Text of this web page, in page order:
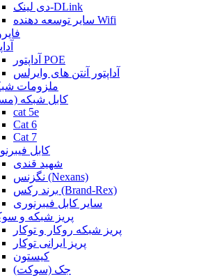
دی لینک-DLink
سایر توسعه دهنده Wifi
آداپتور POE
آداپتور آنتن های وایرلس
ملزومات
کابل شبکه
cat 5e
Cat 6
Cat 7
کابل
شهید قندی
نگزنس (Nexans)
برند رکس (Brand-Rex)
سایر کابل فیبرنوری
پریز شبکه و
پریز شبکه روکار و توکار
پریز ایرانی توکار
کیستون
جک (سوکت)